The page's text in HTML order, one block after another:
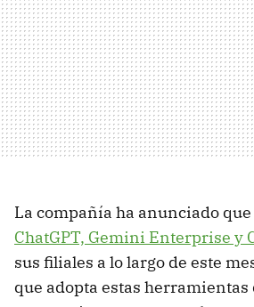
La compañía ha anunciado
ChatGPT, Gemini Enterprise y
sus filiales a lo largo de este
que adopta estas herramientas